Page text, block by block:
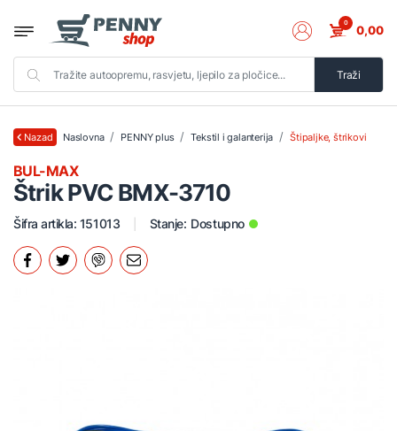
Traži
0 0,00
Nazad Naslovna PENNY plus Tekstil i galanterija Štipaljke, štrikovi
Štrik PVC BMX-3710
BUL-MAX
Šifra artikla: 151013 Stanje: Dostupno